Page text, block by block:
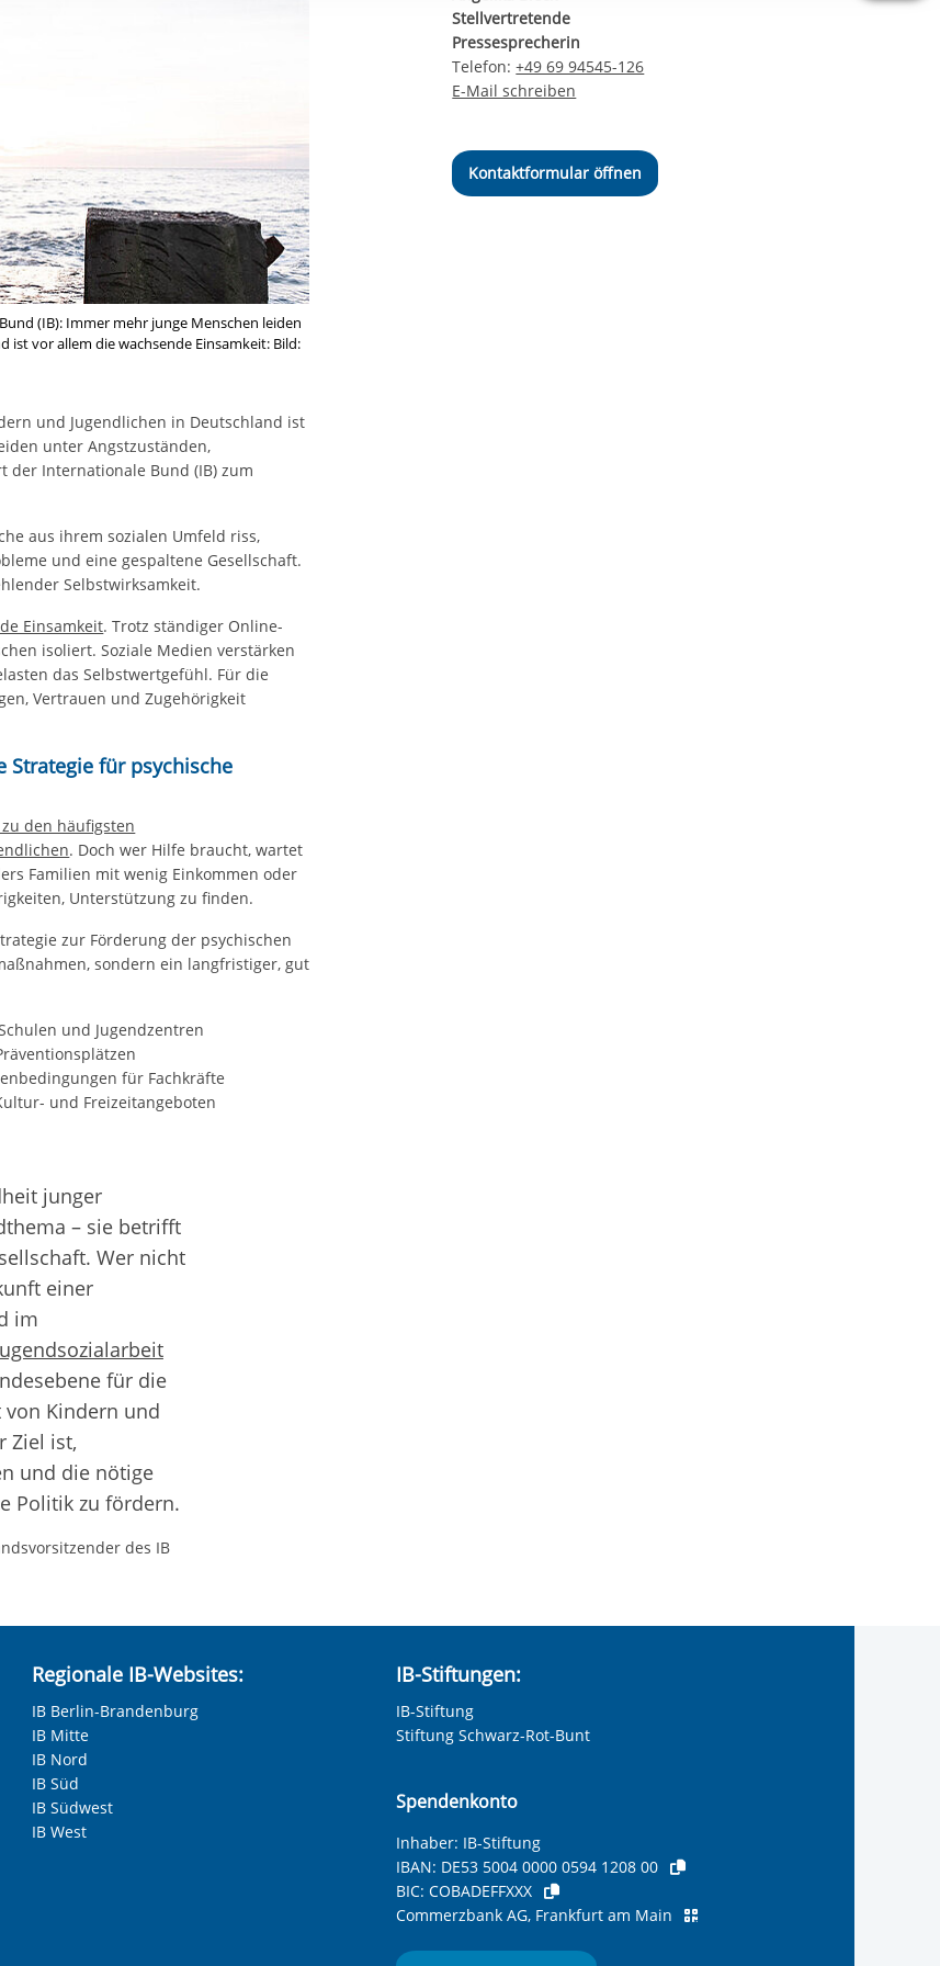
sich nicht auf notwendige Cookies, die erforderlich zur Bereitstellung
somit gewünschten Website-Funktionen sind. Diese Cookies setzen wir
daher unabhängig von einer Einwilligung.
(IB): Immer mehr junge Menschen leiden
ist vor allem die wachsende Einsamkeit: Bild:
und Jugendlichen in Deutschland ist
unter Angstzuständen,
der Internationale Bund (IB) zum
aus ihrem sozialen Umfeld riss,
und eine gespaltene Gesellschaft.
Selbstwirksamkeit.
Einsamkeit. Trotz ständiger Online-
isoliert. Soziale Medien verstärken
das Selbstwertgefühl. Für die
Vertrauen und Zugehörigkeit
Strategie für psychische
den häufigsten
. Doch wer Hilfe braucht, wartet
Familien mit wenig Einkommen oder
Unterstützung zu finden.
zur Förderung der psychischen
sondern ein langfristiger, gut
und Jugendzentren
für Fachkräfte
und Freizeitangeboten
junger
– sie betrifft
Wer nicht
einer
im
für die
von Kindern und
Ziel ist,
und die nötige
Politik zu fördern.
des IB
Stellvertretende
Pressesprecherin
Telefon:+49 69 94545-126
E-Mail schreiben
Kontaktformular öffnen
Regionale IB-Websites:
IB Berlin-Brandenburg
IB Mitte
IB Nord
IB Süd
IB Südwest
IB West
IB-Stiftungen:
IB-Stiftung
Stiftung Schwarz-Rot-Bunt
Spendenkonto
Inhaber: IB-Stiftung
IBAN: DE53 5004 0000 0594 1208 00
BIC: COBADEFFXXX
Commerzbank AG, Frankfurt am Main